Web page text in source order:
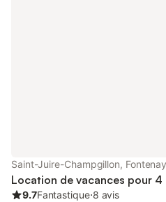
s'appliquer. Seuls les
dans cette annonce sont
Saint-Juire-Champgillon,
Location de vacances pour 4
9.7Fantastique⋅8 avis